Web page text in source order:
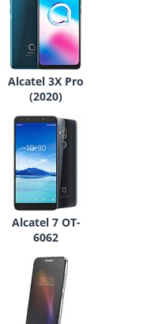
Alcatel 3X Pro
(2020)
Alcatel 7 OT-
6062